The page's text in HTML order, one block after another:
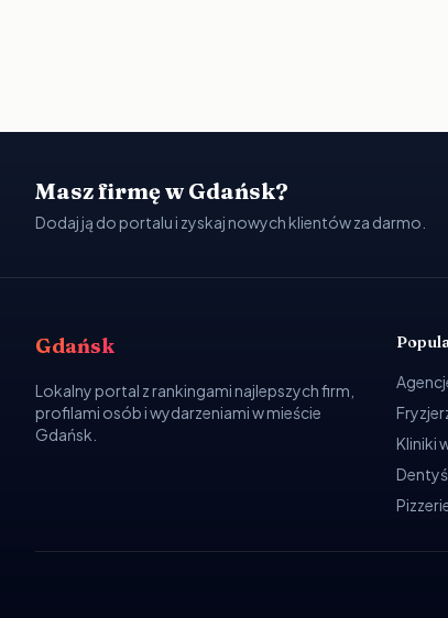
Masz firmę w Gdańsk?
Dodaj ją do portalu i zyskaj nowych klientów za darmo.
Gdańsk
Lokalny portal z rankingami najlepszych firm,
profilami osób i wydarzeniami w mieście
Gdańsk.
Kliniki